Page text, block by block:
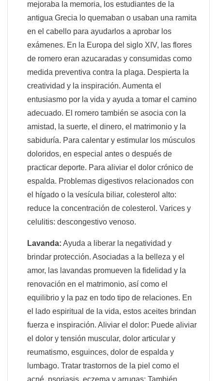
mejoraba la memoria, los estudiantes de la
antigua Grecia lo quemaban o usaban una ramita
en el cabello para ayudarlos a aprobar los
exámenes. En la Europa del siglo XIV, las flores
de romero eran azucaradas y consumidas como
medida preventiva contra la plaga. Despierta la
creatividad y la inspiración. Aumenta el
entusiasmo por la vida y ayuda a tomar el camino
adecuado. El romero también se asocia con la
amistad, la suerte, el dinero, el matrimonio y la
sabiduría. Para calentar y estimular los músculos
doloridos, en especial antes o después de
practicar deporte. Para aliviar el dolor crónico de
espalda. Problemas digestivos relacionados con
el hígado o la vesícula biliar, colesterol alto:
reduce la concentración de colesterol. Varices y
celulitis: descongestivo venoso.
Lavanda: Ayuda a liberar la negatividad y
brindar protección. Asociadas a la belleza y el
amor, las lavandas promueven la fidelidad y la
renovación en el matrimonio, así como el
equilibrio y la paz en todo tipo de relaciones. En
el lado espiritual de la vida, estos aceites brindan
fuerza e inspiración. Aliviar el dolor: Puede aliviar
el dolor y tensión muscular, dolor articular y
reumatismo, esguinces, dolor de espalda y
lumbago. Tratar trastornos de la piel como el